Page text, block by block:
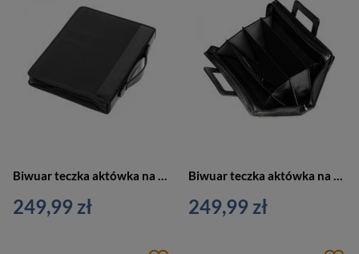
Biwuar teczka aktówka na dokumenty czarny Vip Collection AK-16
249,99 zł
Biwuar teczka aktówka na dokumenty z przegródkami czarny Vip Collection AK-15
249,99 zł